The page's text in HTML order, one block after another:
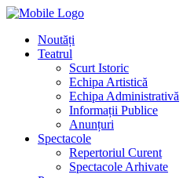
Noutăți
Teatrul
Scurt Istoric
Echipa Artistică
Echipa Administrativă
Informații Publice
Anunțuri
Spectacole
Repertoriul Curent
Spectacole Arhivate